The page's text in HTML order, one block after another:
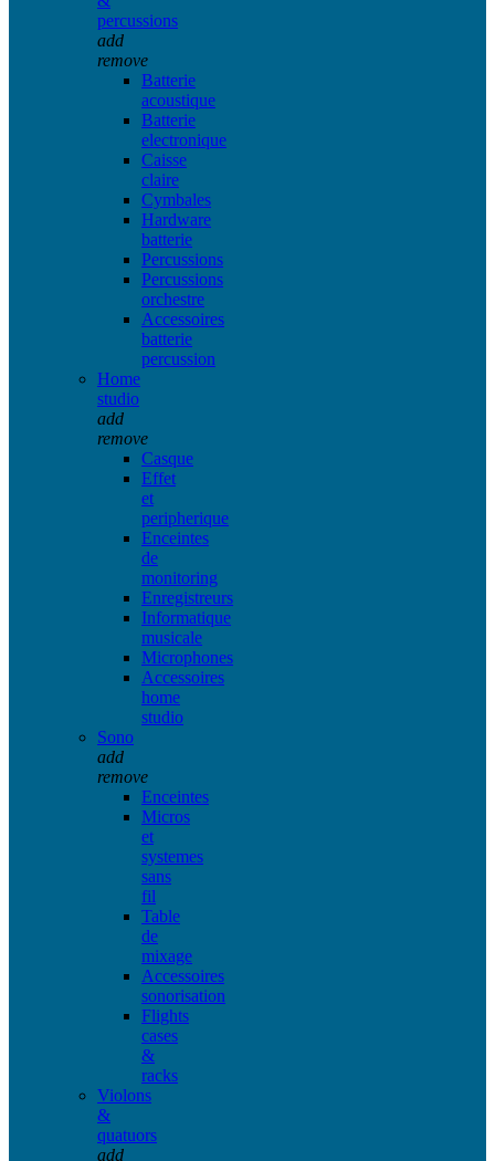
percussions
add
remove
Batterie
acoustique
Batterie
electronique
Caisse
claire
Cymbales
Hardware
batterie
Percussions
Percussions
orchestre
Accessoires
batterie
percussion
Home
studio
add
remove
Casque
Effet
et
peripherique
Enceintes
de
monitoring
Enregistreurs
Informatique
musicale
Microphones
Accessoires
home
studio
Sono
add
remove
Enceintes
Micros
et
systemes
sans
fil
Table
de
mixage
Accessoires
sonorisation
Flights
cases
&
racks
Violons
&
quatuors
add